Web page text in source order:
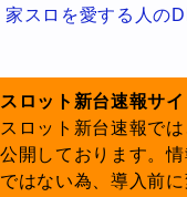
家スロを愛する人の
スロット新台速報サ
スロット新台速報で
公開しております。
ではない為、導入前